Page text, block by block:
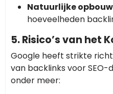
Natuurlijke opbouw
hoeveelheden
5. Risico’s van het
Google heeft strikte
van backlinks voor SEO-
onder meer: